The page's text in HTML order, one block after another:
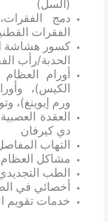
(السل)
دمج
الفقرات
كسور هشاشة
الحدبة/رأب
أورام العظام
الكيس)،
ورم إيوينغ)،
العقدة
دي كيرفان
التهاب
مشاكل العظام
الطب
أخصائي في
خدمات تقويم